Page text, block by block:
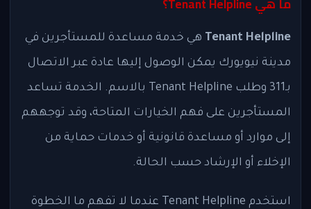
Tenant Helpline هي خدمة مساعدة للمستأجرين في
مدينة نيويورك يمكن الوصول إليها عادة عبر الاتصال
بـ311 وطلب Tenant Helpline بالاسم. الخدمة تساعد
المستأجرين على فهم الخيارات المتاحة، وقد توجههم
إلى موارد أو مساعدة قانونية أو خدمات حماية من
الإخلاء أو الإرشاد حسب الحالة.
استخدم Tenant Helpline عندما لا تفهم ما الخطوة